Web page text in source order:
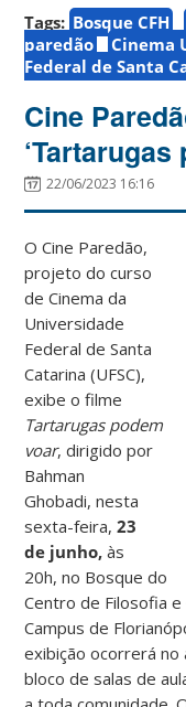
Tags: Bosque CFH
paredão
Cinema
Federal de Santa
Cine
‘Tartarugas
22/06/2023 16:16
O Cine Paredão,
projeto do curso
de Cinema da
Universidade
Federal de Santa
Catarina (UFSC),
exibe o filme
Tartarugas podem
voar, dirigido por
Bahman
Ghobadi, nesta
sexta-feira,23
de junho, às
20h,no Bosque do
Centro de Filosofia e
Campus de
exibição ocorrerá
bloco de salas de